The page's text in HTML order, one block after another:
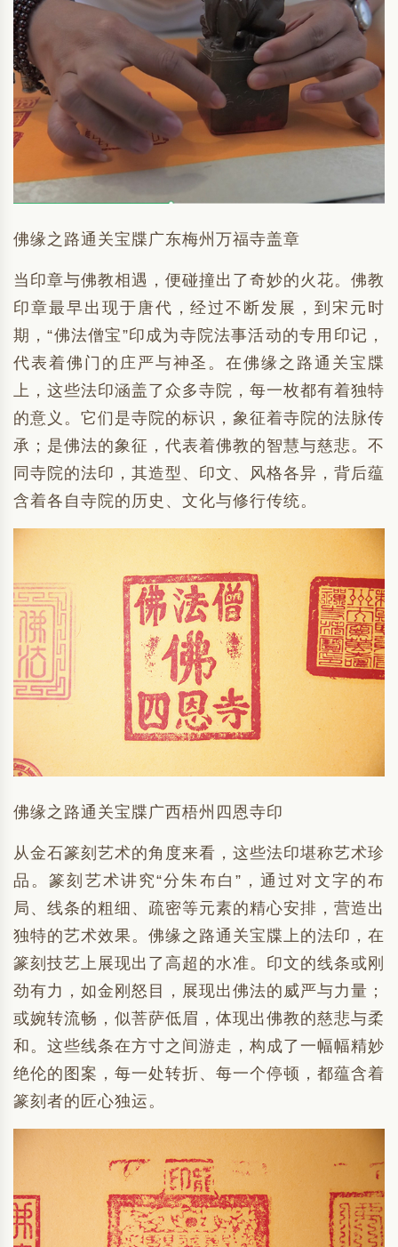
佛缘之路通关宝牒广东梅州万福寺盖章
当印章与佛教相遇，便碰撞出了奇妙的火花。佛教
印章最早出现于唐代，经过不断发展，到宋元时
期，“佛法僧宝”印成为寺院法事活动的专用印记，
代表着佛门的庄严与神圣。在佛缘之路通关宝牒
上，这些法印涵盖了众多寺院，每一枚都有着独特
的意义。它们是寺院的标识，象征着寺院的法脉传
承；是佛法的象征，代表着佛教的智慧与慈悲。不
同寺院的法印，其造型、印文、风格各异，背后蕴
含着各自寺院的历史、文化与修行传统。
佛缘之路通关宝牒广西梧州四恩寺印
从金石篆刻艺术的角度来看，这些法印堪称艺术珍
品。篆刻艺术讲究“分朱布白”，通过对文字的布
局、线条的粗细、疏密等元素的精心安排，营造出
独特的艺术效果。佛缘之路通关宝牒上的法印，在
篆刻技艺上展现出了高超的水准。印文的线条或刚
劲有力，如金刚怒目，展现出佛法的威严与力量；
或婉转流畅，似菩萨低眉，体现出佛教的慈悲与柔
和。这些线条在方寸之间游走，构成了一幅幅精妙
绝伦的图案，每一处转折、每一个停顿，都蕴含着
篆刻者的匠心独运。